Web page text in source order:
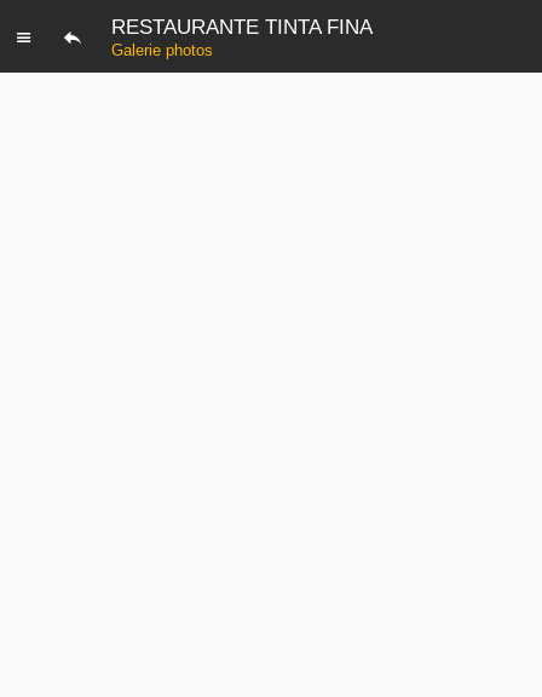
RESTAURANTE TINTA FINA
Galerie photos